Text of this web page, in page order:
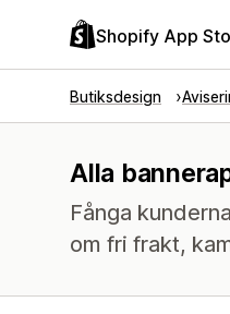
Shopify App
Butiksdesign
Alla
Fånga
om fri frakt,